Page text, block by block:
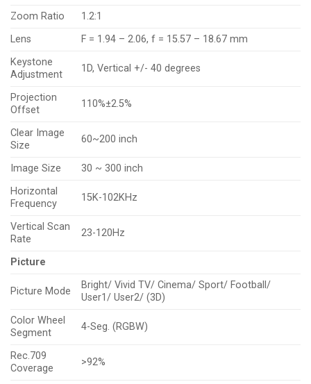
Zoom Ratio
1.2:1
Lens
F = 1.94 – 2.06, f = 15.57 – 18.67 mm
Keystone
Adjustment
1D, Vertical +/- 40 degrees
Projection
Offset
110%±2.5%
Clear Image
Size
60~200 inch
Image Size
30 ~ 300 inch
Horizontal
Frequency
15K-102KHz
Vertical Scan
Rate
23-120Hz
Picture
Picture Mode
Bright/ Vivid TV/ Cinema/ Sport/ Football/
User1/ User2/ (3D)
Color Wheel
Segment
4-Seg. (RGBW)
Rec.709
Coverage
>92%